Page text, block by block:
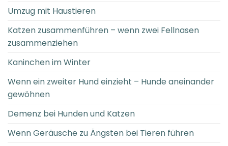
Umzug mit Haustieren
Katzen zusammenführen – wenn zwei Fellnasen
zusammenziehen
Kaninchen im Winter
Wenn ein zweiter Hund einzieht – Hunde aneinander
gewöhnen
Demenz bei Hunden und Katzen
Wenn Geräusche zu Ängsten bei Tieren führen